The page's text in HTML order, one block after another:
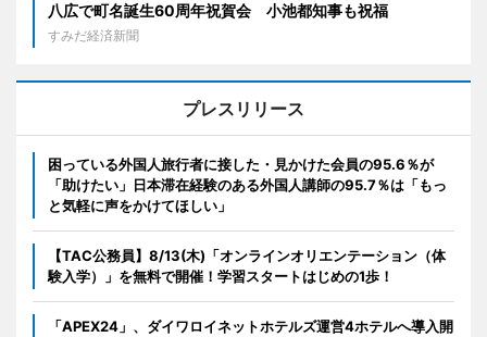
八広で町名誕生60周年祝賀会 小池都知事も祝福
すみだ経済新聞
プレスリリース
困っている外国人旅行者に接した・見かけた会員の95.6％が
「助けたい」日本滞在経験のある外国人講師の95.7％は「もっ
と気軽に声をかけてほしい」
【TAC公務員】8/13(木)「オンラインオリエンテーション（体
験入学）」を無料で開催！学習スタートはじめの1歩！
「APEX24」、ダイワロイネットホテルズ運営4ホテルへ導入開